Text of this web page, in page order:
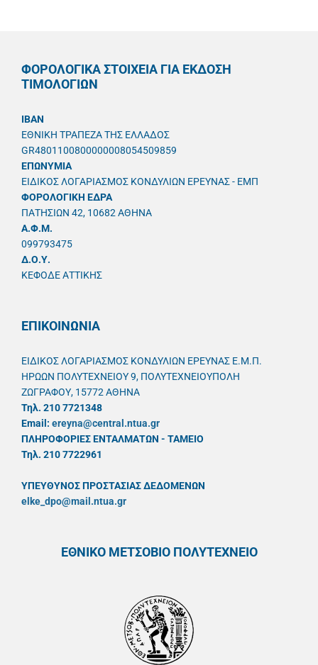
ΦΟΡΟΛΟΓΙΚΑ ΣΤΟΙΧΕΙΑ ΓΙΑ ΕΚΔΟΣΗ
ΤΙΜΟΛΟΓΙΩΝ
IBAN
ΕΘΝΙΚΗ ΤΡΑΠΕΖΑ ΤΗΣ ΕΛΛΑΔΟΣ
GR4801100800000008054509859
ΕΠΩΝΥΜΙΑ
ΕΙΔΙΚΟΣ ΛΟΓΑΡΙΑΣΜΟΣ ΚΟΝΔΥΛΙΩΝ ΕΡΕΥΝΑΣ - ΕΜΠ
ΦΟΡΟΛΟΓΙΚΗ ΕΔΡΑ
ΠΑΤΗΣΙΩΝ 42, 10682 ΑΘΗΝΑ
A.Φ.Μ.
099793475
Δ.Ο.Υ.
ΚΕΦΟΔΕ ΑΤΤΙΚΗΣ
ΕΠΙΚΟΙΝΩΝΙΑ
ΕΙΔΙΚΟΣ ΛΟΓΑΡΙΑΣΜΟΣ ΚΟΝΔΥΛΙΩΝ ΕΡΕΥΝΑΣ Ε.Μ.Π.
ΗΡΩΩΝ ΠΟΛΥΤΕΧΝΕΙΟΥ 9, ΠΟΛΥΤΕΧΝΕΙΟΥΠΟΛΗ
ΖΩΓΡΑΦΟΥ, 15772 ΑΘΗΝΑ
Τηλ. 210 7721348
Email: ereyna@central.ntua.gr
ΠΛΗΡΟΦΟΡΙΕΣ ΕΝΤΑΛΜΑΤΩΝ - ΤΑΜΕΙΟ
Τηλ. 210 7722961
ΥΠΕΥΘYΝΟΣ ΠΡΟΣΤΑΣΙΑΣ ΔΕΔΟΜΕΝΩΝ
elke_dpo@mail.ntua.gr
ΕΘΝΙΚΟ ΜΕΤΣΟΒΙΟ ΠΟΛΥΤΕΧΝΕΙΟ